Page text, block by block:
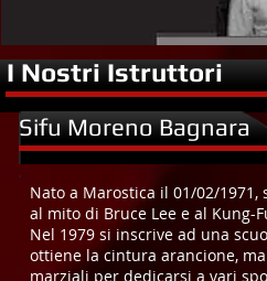
I Nostri Istruttori
Sifu Moreno Bagnara
Nato a Marostica il 01/02/
al mito di Bruce Lee e al Kung-
Nel 1979 si inscrive ad una
ottiene la cintura arancione,
marziali per dedicarsi a vari